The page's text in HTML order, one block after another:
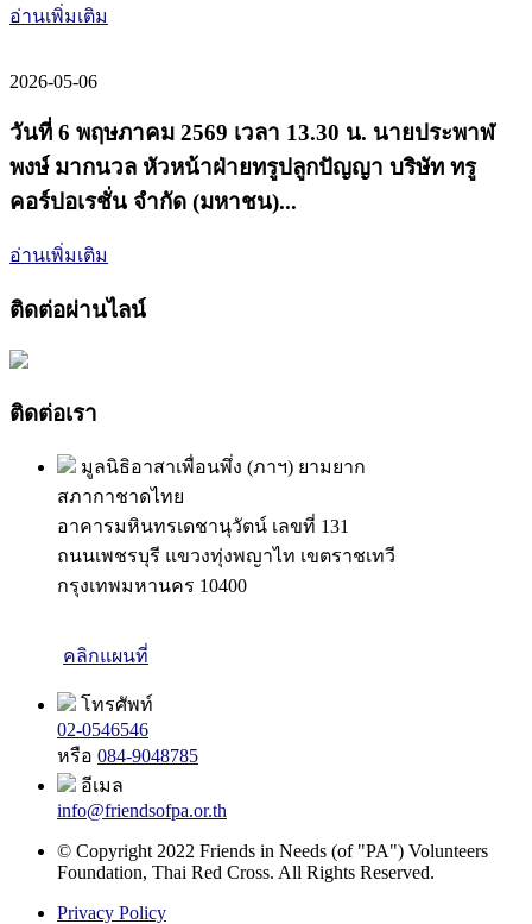
อ่านเพิ่มเติม
2026-05-06
วันที่ 6 พฤษภาคม 2569 เวลา 13.30 น. นายประพาฬ
พงษ์ มากนวล หัวหน้าฝ่ายทรูปลูกปัญญา บริษัท ทรู
คอร์ปอเรชั่น จำกัด (มหาชน)...
อ่านเพิ่มเติม
ติดต่อผ่านไลน์
ติดต่อเรา
มูลนิธิอาสาเพื่อนพึ่ง (ภาฯ) ยามยาก
สภากาชาดไทย
อาคารมหินทรเดชานุวัตน์ เลขที่ 131
ถนนเพชรบุรี แขวงทุ่งพญาไท เขตราชเทวี
กรุงเทพมหานคร 10400
คลิกแผนที่
โทรศัพท์
02-0546546
หรือ 084-9048785
อีเมล
info@friendsofpa.or.th
© Copyright 2022 Friends in Needs (of "PA") Volunteers
Foundation, Thai Red Cross. All Rights Reserved.
Privacy Policy